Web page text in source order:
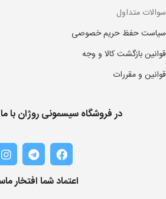
سوالات متداول
سیاست حفظ حریم خصوصی
قوانین بازگشت کالا و وجه
قوانین و مقررات
در فروشگاه سیسمونی روژان با
اعتماد شما افتخار